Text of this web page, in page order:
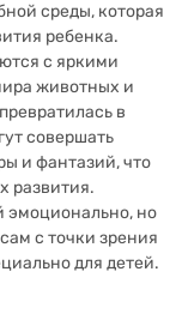
среды, которая
ребенка.
с яркими
животных и
в
совершать
и фантазий, что
развития.
эмоционально, но
с точки зрения
для детей.